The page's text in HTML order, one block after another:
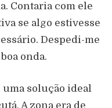
Contaria com ele
se algo estivesse
Despedi-me
onda.
solução ideal
A zona era de